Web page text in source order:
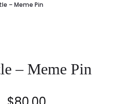
– Meme Pin
– Meme Pin